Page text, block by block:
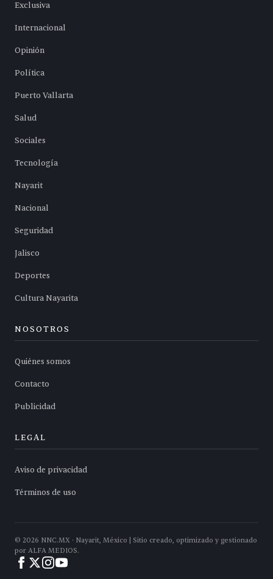
Exclusiva
Internacional
Opinión
Política
Puerto Vallarta
Salud
Sociales
Tecnología
Nayarit
Nacional
Seguridad
Jalisco
Deportes
Cultura Nayarita
NOSOTROS
Quiénes somos
Contacto
Publicidad
LEGAL
Aviso de privacidad
Términos de uso
© 2026 NNC.MX · Nayarit, México | Sitio creado, optimizado y gestionado
por ALFA MEDIOS.